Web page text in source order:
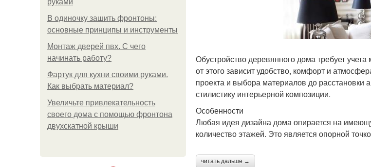
руками
В одиночку зашить фронтоны:
основные принципы и инструменты
Монтаж дверей пвх. С чего
начинать работу?
Фартук для кухни своими руками.
Как выбрать материал?
Увеличьте привлекательность
своего дома с помощью фронтона
двухскатной крыши
Обустройство деревянного дома требует
от этого зависит удобство, комфорт и
проекта и выбора материалов до расстановки
стилистику интерьерной композиции.
Особенности
Любая идея дизайна дома опирается на
количество этажей. Это является опорной
читать дальше →